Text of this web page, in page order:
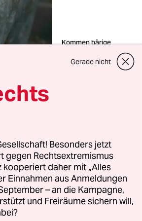
Kommen bärige
Foto:
steigende
im
Gerade nicht
Besonders jetzt
gegen Rechtsextremismus
kooperiert daher mit „Alles
Einnahmen aus Anmeldungen
– an die Kampagne,
und Freiräume sichern will,